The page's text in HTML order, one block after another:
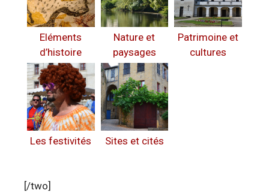
Eléments
d’histoire
Nature et
paysages
Patrimoine et
cultures
Les festivités Sites et cités
[/two]